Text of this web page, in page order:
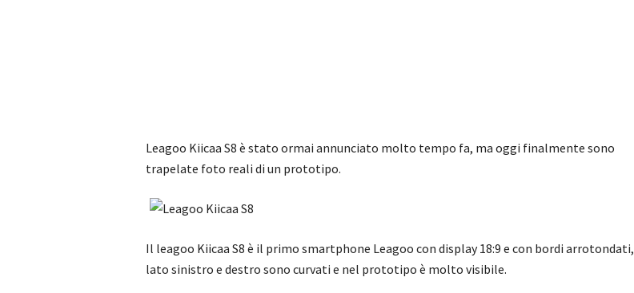
Leagoo Kiicaa S8 è stato ormai annunciato molto tempo fa, ma oggi finalmente sono
trapelate foto reali di un prototipo.
Il leagoo Kiicaa S8 è il primo smartphone Leagoo con display 18:9 e con bordi arrotondati,
lato sinistro e destro sono curvati e nel prototipo è molto visibile.